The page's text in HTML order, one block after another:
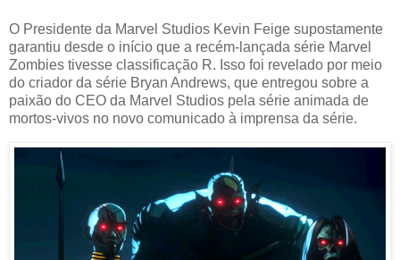
O Presidente da Marvel Studios Kevin Feige supostamente
garantiu desde o início que a recém-lançada série Marvel
Zombies tivesse classificação R. Isso foi revelado por meio
do criador da série Bryan Andrews, que entregou sobre a
paixão do CEO da Marvel Studios pela série animada de
mortos-vivos no novo comunicado à imprensa da série.